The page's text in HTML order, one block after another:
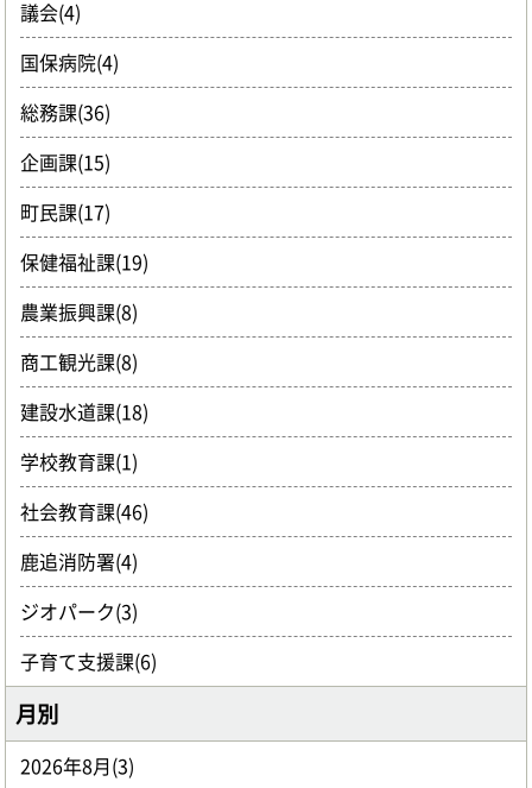
議会(4)
国保病院(4)
総務課(36)
企画課(15)
町民課(17)
保健福祉課(19)
農業振興課(8)
商工観光課(8)
建設水道課(18)
学校教育課(1)
社会教育課(46)
鹿追消防署(4)
ジオパーク(3)
子育て支援課(6)
月別
2026年8月(3)